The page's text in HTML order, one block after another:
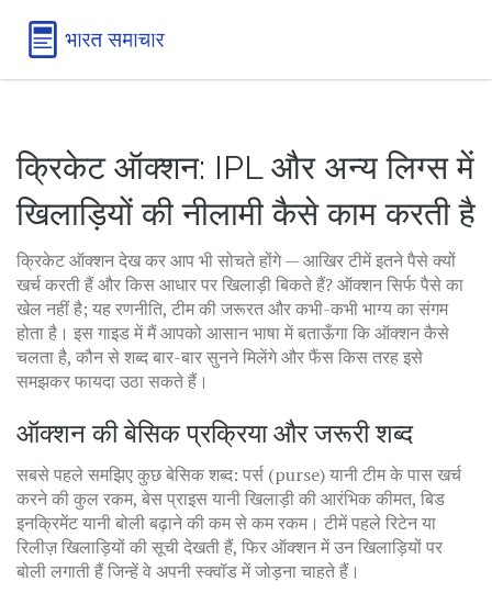
क्रिकेट ऑक्शन: IPL और अन्य लिग्स में
खिलाड़ियों की नीलामी कैसे काम करती है
क्रिकेट ऑक्शन देख कर आप भी सोचते होंगे — आखिर टीमें इतने पैसे क्यों
खर्च करती हैं और किस आधार पर खिलाड़ी बिकते हैं? ऑक्शन सिर्फ पैसे का
खेल नहीं है; यह रणनीति, टीम की जरूरत और कभी-कभी भाग्य का संगम
होता है। इस गाइड में मैं आपको आसान भाषा में बताऊँगा कि ऑक्शन कैसे
चलता है, कौन से शब्द बार-बार सुनने मिलेंगे और फैंस किस तरह इसे
समझकर फायदा उठा सकते हैं।
ऑक्शन की बेसिक प्रक्रिया और जरूरी शब्द
सबसे पहले समझिए कुछ बेसिक शब्द: पर्स (purse) यानी टीम के पास खर्च
करने की कुल रकम, बेस प्राइस यानी खिलाड़ी की आरंभिक कीमत, बिड
इनक्रिमेंट यानी बोली बढ़ाने की कम से कम रकम। टीमें पहले रिटेन या
रिलीज़ खिलाड़ियों की सूची देखती हैं, फिर ऑक्शन में उन खिलाड़ियों पर
बोली लगाती हैं जिन्हें वे अपनी स्क्वॉड में जोड़ना चाहते हैं।